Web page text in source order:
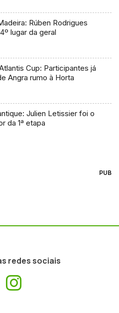
Rúben Rodrigues
lugar da geral
Cup: Participantes já
Angra rumo à Horta
Julien Letissier foi o
da 1ª etapa
PUB
redes sociais
Facebook